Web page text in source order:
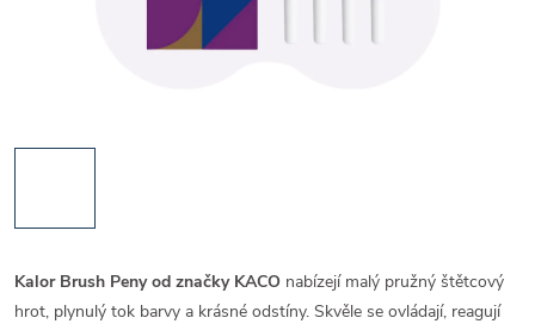
Kalor Brush Peny od značky KACO nabízejí malý pružný štětcový
hrot, plynulý tok barvy a krásné odstíny. Skvěle se ovládají, reagují